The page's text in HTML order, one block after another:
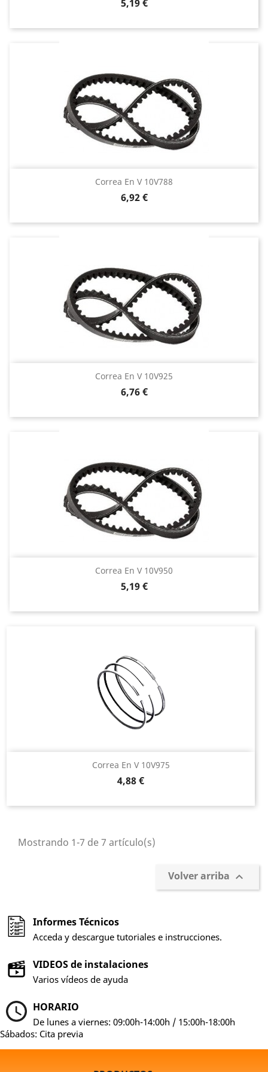
5,19 €
Correa En V 10V788
Precio
6,92 €
Correa En V 10V925
Precio
6,76 €
Correa En V 10V950
Precio
5,19 €
Correa En V 10V975
Precio
4,88 €
Mostrando 1-7 de 7 artículo(s)
Volver arriba 
Informes Técnicos
Acceda y descargue tutoriales e instrucciones.
VIDEOS de instalaciones
Varios vídeos de ayuda
HORARIO
De lunes a viernes: 09:00h-14:00h / 15:00h-18:00h
Sábados: Cita previa